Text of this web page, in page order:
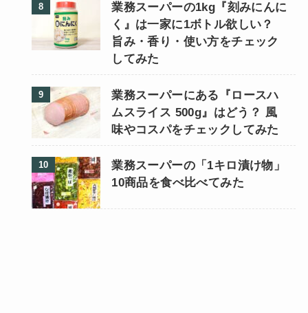
業務スーパーの1kg『刻みにんに
く』は一家に1ボトル欲しい？
旨み・香り・使い方をチェック
してみた
業務スーパーにある『ロースハ
ムスライス 500g』はどう？ 風
味やコスパをチェックしてみた
業務スーパーの「1キロ漬け物」
10商品を食べ比べてみた